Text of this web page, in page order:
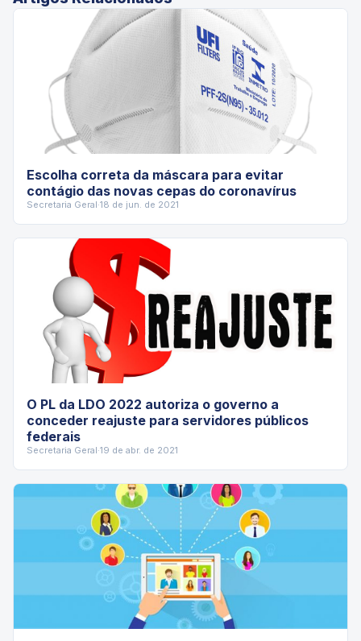
Escolha correta da máscara para evitar
contágio das novas cepas do coronavírus
Secretaria Geral·18 de jun. de 2021
O PL da LDO 2022 autoriza o governo a
conceder reajuste para servidores públicos
federais
Secretaria Geral·19 de abr. de 2021